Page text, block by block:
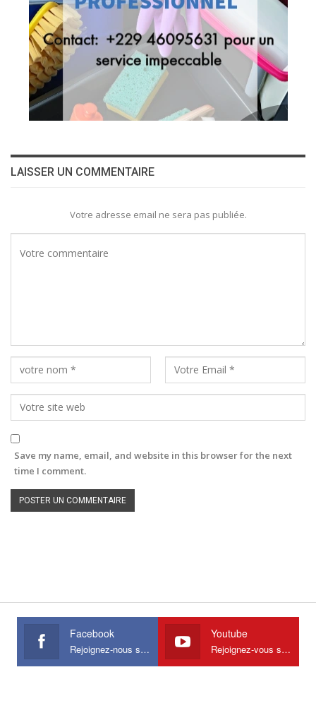
LAISSER UN COMMENTAIRE
Votre adresse email ne sera pas publiée.
Save my name, email, and website in this browser for the next
time I comment.
Facebook
Rejoignez-nous sur Facebook
Youtube
Rejoignez-vous sur Youtube